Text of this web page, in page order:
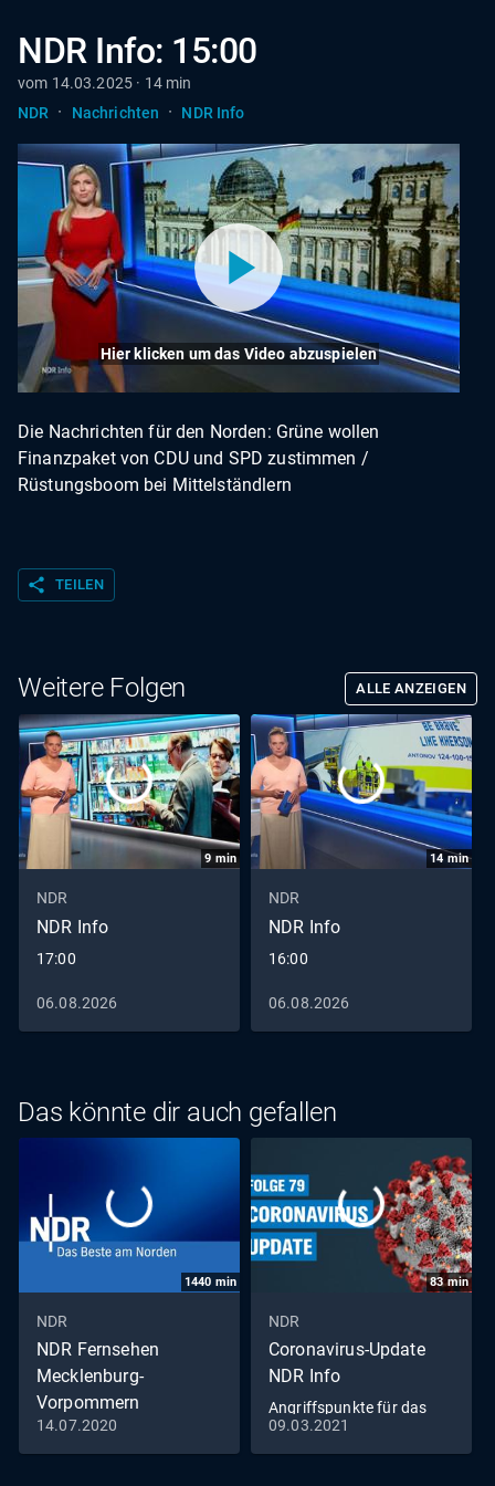
NDR Info: 15:00
vom 14.03.2025 · 14 min
NDR
· Nachrichten · NDR Info
Hier klicken um das Video abzuspielen
Die Nachrichten für den Norden: Grüne wollen
Finanzpaket von CDU und SPD zustimmen /
Rüstungsboom bei Mittelständlern
share TEILEN
Weitere Folgen ALLE ANZEIGEN
9 min
NDR
NDR Info
17:00
06.08.2026
14 min
NDR
NDR Info
16:00
06.08.2026
Das könnte dir auch gefallen
1440 min
NDR
NDR Fernsehen
Mecklenburg-
Vorpommern
Livestream
14.07.2020
83min
NDR
Coronavirus-Update
NDR Info
Angriffspunkte für das
Virus (79)
09.03.2021